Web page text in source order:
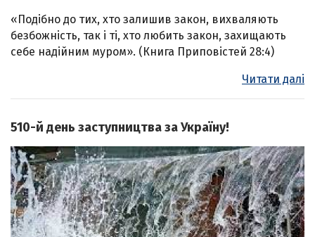
«Подібно до тих, хто залишив закон, вихваляють
безбожність, так і ті, хто любить закон, захищають
себе надійним муром». (Книга Приповістей 28:4)
Читати далі
510-й день заступництва за Україну!